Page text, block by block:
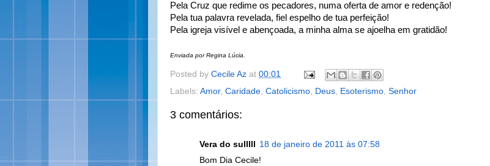
Pela Cruz que redime os pecadores, numa oferta de amor e redenção!
Pela tua palavra revelada, fiel espelho de tua perfeição!
Pela igreja visível e abençoada, a minha alma se ajoelha em gratidão!
Enviada por Regina Lúcia.
Posted by Cecile Az at 00:01
Labels: Amor, Caridade Catolicismo Deus Esoterismo Senhor
3 comentários:
Vera do sulllll
18 de janeiro de 2011 às 07:58
Bom Dia Cecile!